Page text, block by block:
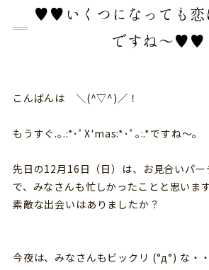
♥♥いくつになっても恋
ですね～♥♥
こんばんは ＼(^▽^)／！
もうすぐ.｡.:*･ﾟX'mas:*･ﾟ｡:.*ですね～。
先日の12月16日（日）は、お見合いパー
で、みなさんも忙しかったことと思います
素敵な出会いはありましたか？
今夜は、みなさんもビックリ (°д°) な・